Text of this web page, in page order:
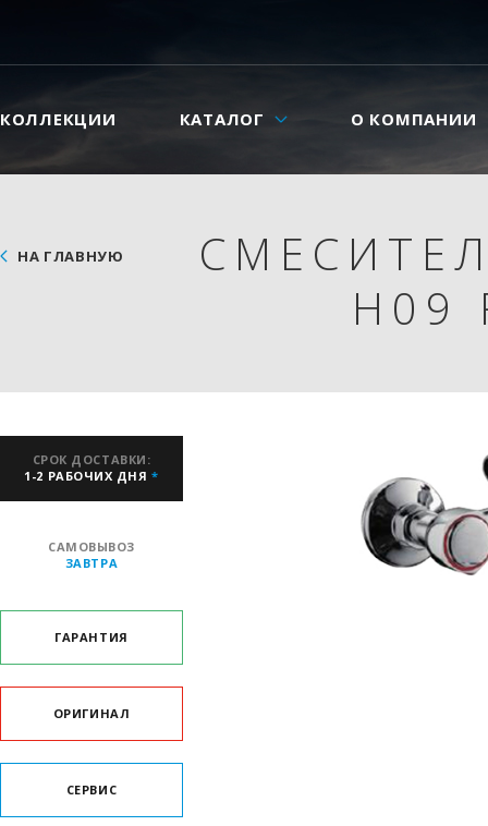
КОЛЛЕКЦИИ КАТАЛОГ О КОМПАНИИ
H09
НА ГЛАВНУЮ
СРОК ДОСТАВКИ:
1-2 РАБОЧИХ ДНЯ*
САМОВЫВОЗ
ЗАВТРА
ГАРАНТИЯ
ОРИГИНАЛ
СЕРВИС